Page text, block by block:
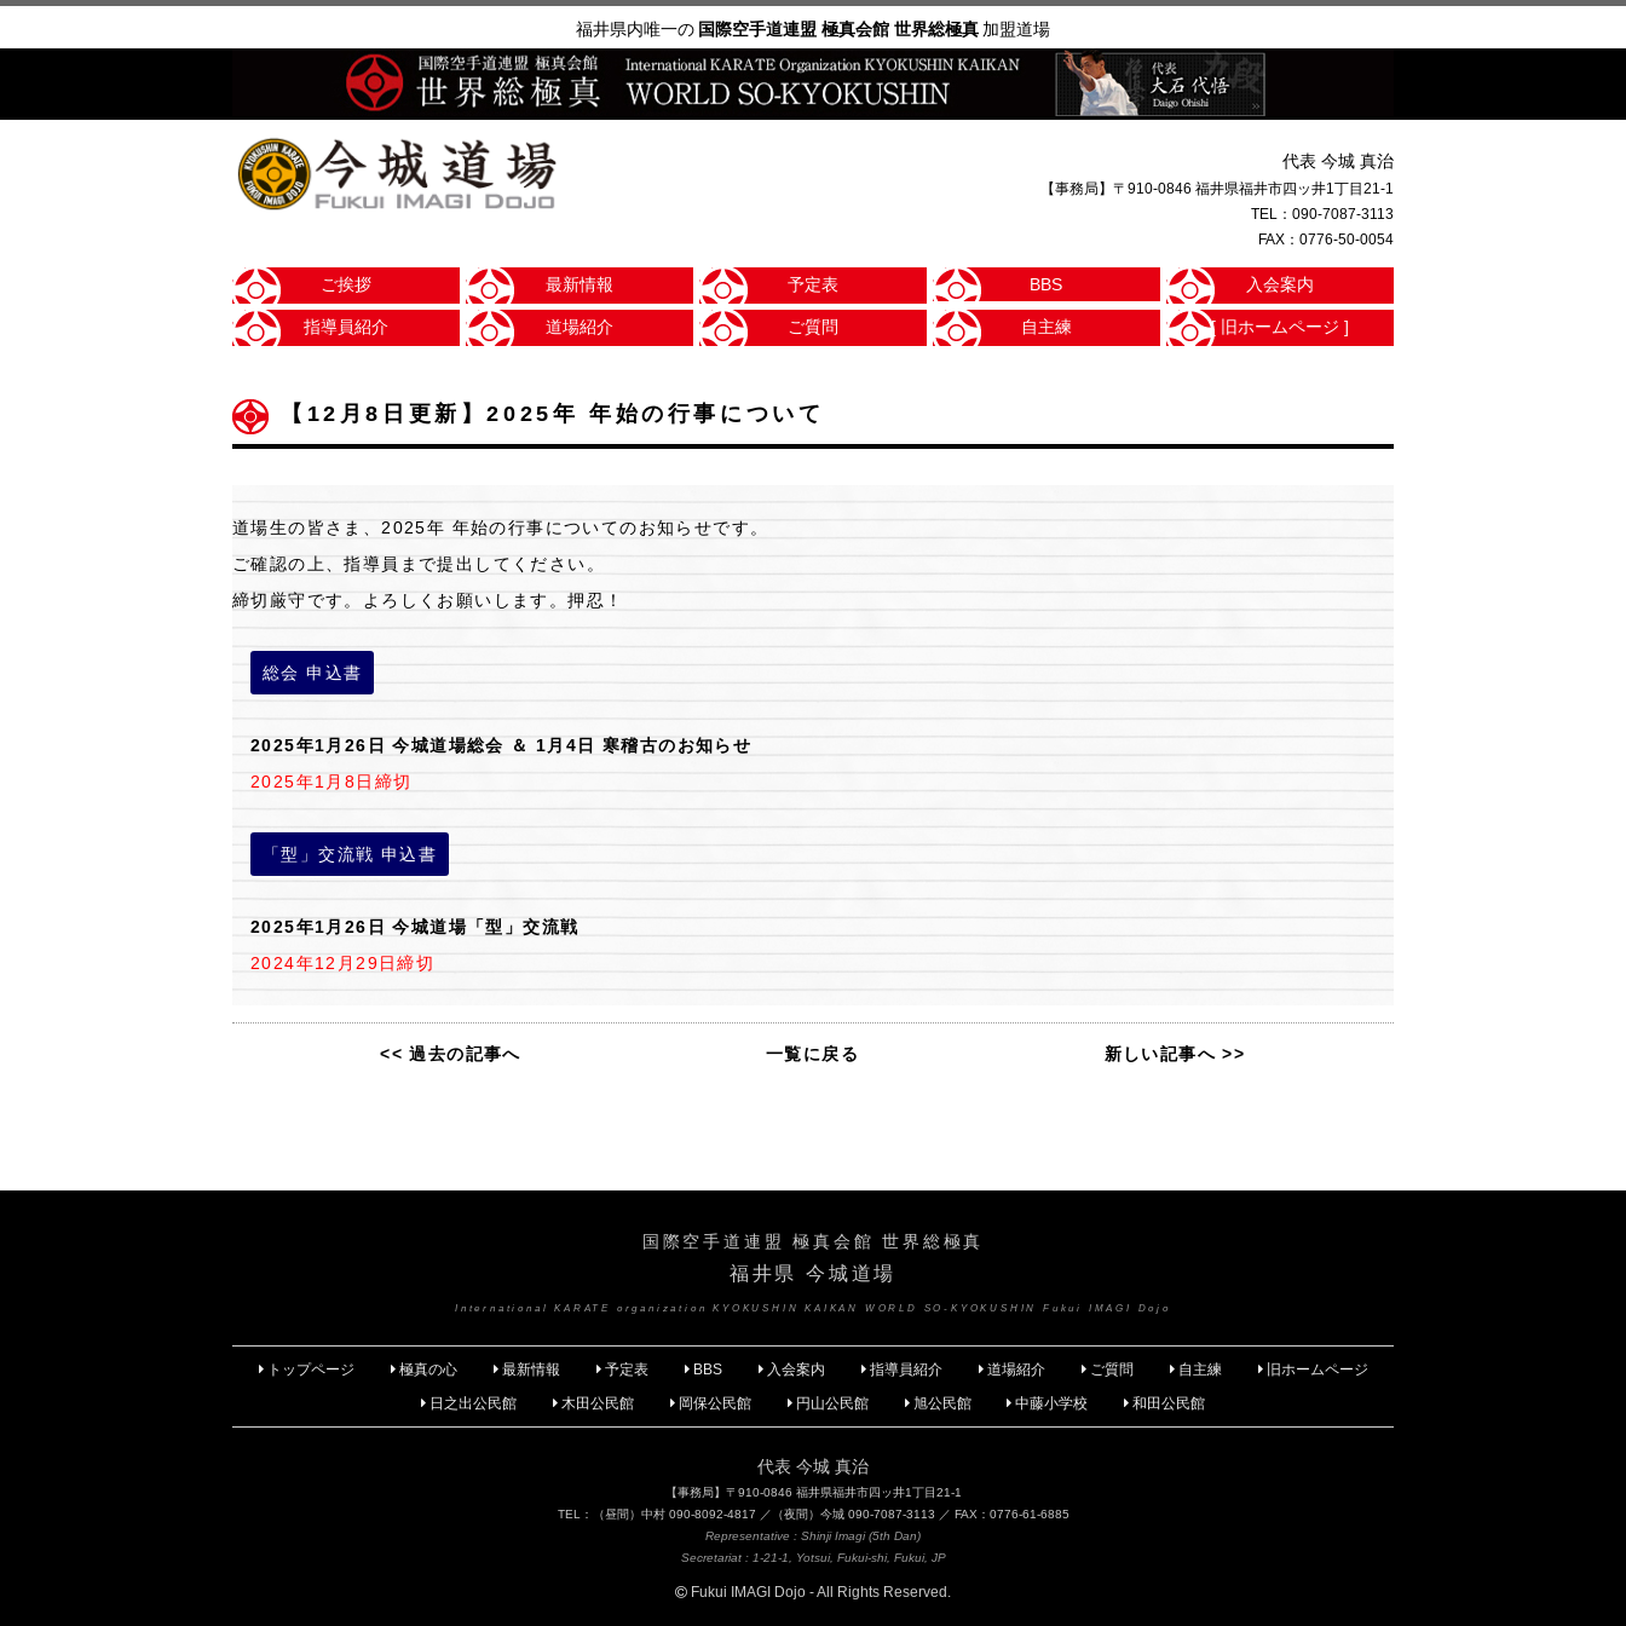
福井県内唯一の 国際空手道連盟 極真会館 世界総極真 加盟道場
代表 今城 真治
【事務局】〒910-0846 福井県福井市四ッ井1丁目21-1
TEL： 090-7087-3113
FAX：0776-50-0054
ご挨拶 最新情報 予定表 BBS 入会案内
指導員紹介 道場紹介 ご質問 自主練 [ 旧ホームページ ]
【12月8日更新】2025年 年始の行事について
道場生の皆さま、2025年 年始の行事についてのお知らせです。
ご確認の上、指導員まで提出してください。
締切厳守です。よろしくお願いします。押忍！
総会 申込書
2025年1月26日 今城道場総会 ＆ 1月4日 寒稽古のお知らせ
2025年1月8日締切
「型」交流戦 申込書
2025年1月26日 今城道場「型」交流戦
2024年12月29日締切
<< 過去の記事へ 一覧に戻る 新しい記事へ >>
国際空手道連盟 極真会館 世界総極真
福井県 今城道場
International KARATE organization KYOKUSHIN KAIKAN WORLD SO-KYOKUSHIN Fukui IMAGI Dojo
トップページ 極真の心 最新情報 予定表 BBS 入会案内 指導員紹介 道場紹介 ご質問 自主練
旧ホームページ
日之出公民館
木田公民館 岡保公民館 円山公民館 旭公民館 中藤小学校 和田公民館
代表 今城 真治
【事務局】〒910-0846 福井県福井市四ッ井1丁目21-1
TEL：（昼間）中村 090-8092-4817 ／（夜間）今城 090-7087-3113 ／ FAX：0776-61-6885
Representative : Shinji Imagi (5th Dan)
Secretariat : 1-21-1, Yotsui, Fukui-shi, Fukui, JP
Fukui IMAGI Dojo - All Rights Reserved.